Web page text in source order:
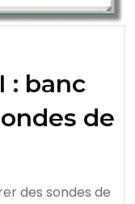
: banc
de
des sondes de